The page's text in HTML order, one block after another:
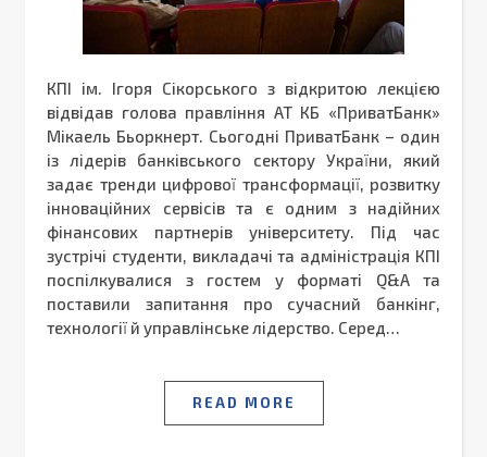
КПІ ім. Ігоря Сікорського з відкритою лекцією
відвідав голова правління АТ КБ «ПриватБанк»
Мікаель Бьоркнерт. Сьогодні ПриватБанк – один
із лідерів банківського сектору України, який
задає тренди цифрової трансформації, розвитку
інноваційних сервісів та є одним з надійних
фінансових партнерів університету. Під час
зустрічі студенти, викладачі та адміністрація КПІ
поспілкувалися з гостем у форматі Q&A та
поставили запитання про сучасний банкінг,
технології й управлінське лідерство. Серед…
READ MORE